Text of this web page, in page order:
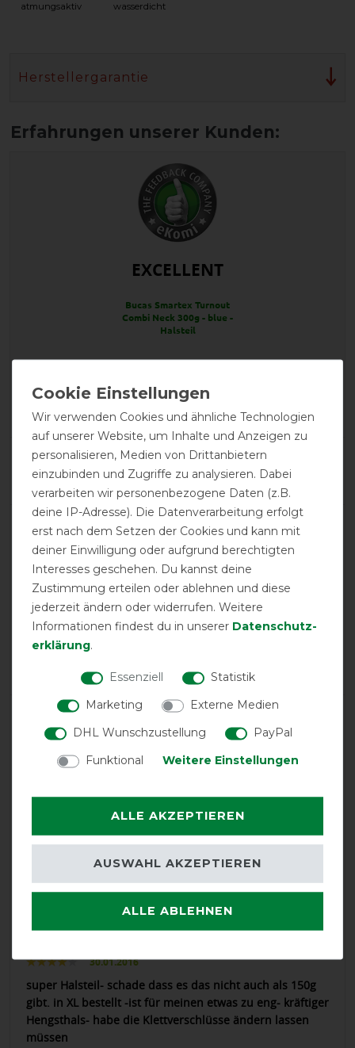
atmungsaktiv wasserdicht
Herstellergarantie
EXCELLENT
Bucas Smartex Turnout
Combi Neck 300g - blue -
Halsteil
Product Reviews
4
Product Rating
4.8/5
product experience
calculated from 4 customer reviews
Positive
100%
Neutral
LATEST REVIEWS
06.03.2018
In den super kalten Tagen hat das Halsteil den Hals
Bronchitis auf den Auslauf!
16.10.2017
Passt super. Qualität klasse
30.01.2016
super Halsteil- schade dass es das nicht auch als 150g
gibt. in XL bestellt -ist für meinen etwas zu eng- kräftiger
Hengsthals- habe die Klettverschlüsse ändern lassen
müssen
Wir verwenden Cookies und ähnliche Technologien
auf unserer Website, um Inhalte und Anzeigen zu
personalisieren, Medien von Drittanbietern
einzubinden und Zugriffe zu analysieren. Dabei
verarbeiten wir personenbezogene Daten (z.B.
deine IP-Adresse). Die Datenverarbeitung erfolgt
erst nach dem Setzen der Cookies und kann mit
deiner Einwilligung oder aufgrund berechtigten
Interesses geschehen. Du kannst deine
Zustimmung erteilen oder ablehnen und diese
jederzeit ändern oder widerrufen. Weitere
Informationen findest du in unserer Daten­schutz­
erklärung.
Essenziell
Statistik
Marketing
Externe Medien
DHL Wunschzustellung
PayPal
Funktional
Weitere Einstellungen
ALLE AKZEPTIEREN
ALLE ABLEHNEN
AUSWAHL AKZEPTIEREN